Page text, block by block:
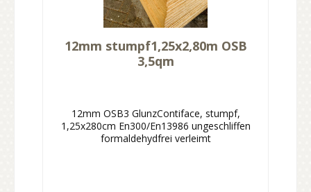
12mm stumpf1,25x2,80m OSB
3,5qm
12mm OSB3 GlunzContiface, stumpf,
1,25x280cm En300/En13986 ungeschliffen
formaldehydfrei verleimt